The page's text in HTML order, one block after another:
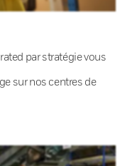
par stratégie vous
sur nos centres de